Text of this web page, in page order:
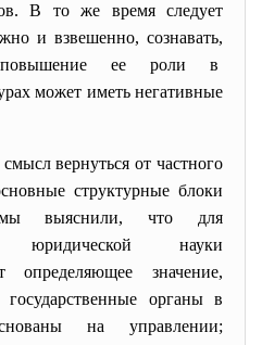
В то же время следует
и взвешенно, сознавать,
повышение ее роли в
может иметь негативные
вернуться от частного
структурные блоки
выяснили, что для
юридической науки
определяющее значение,
органы в
на управлении;